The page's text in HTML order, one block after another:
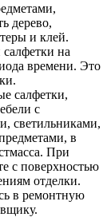
дерево,
и клей.
салфетки на
времени. Это
салфетки,
с
светильниками,
в
При
с поверхностью
отделки.
в ремонтную